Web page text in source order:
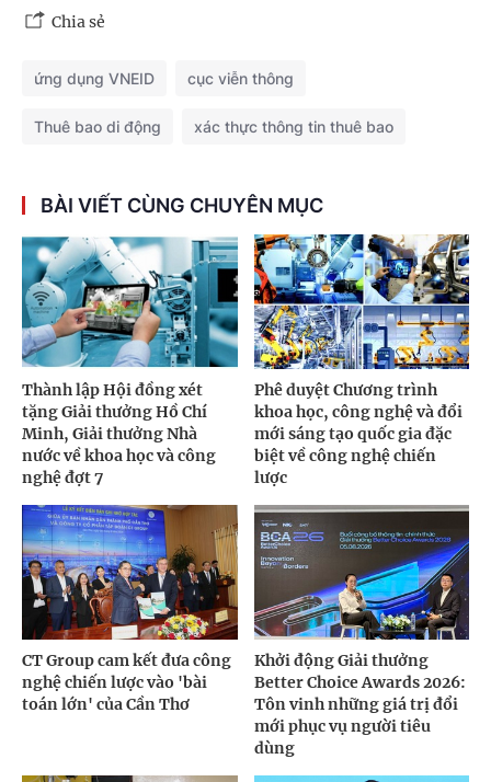
Chia sẻ
ứng dụng VNEID cục viễn thông
Thuê bao di động xác thực thông tin thuê bao
BÀI VIẾT CÙNG CHUYÊN MỤC
Thành lập Hội đồng xét
tặng Giải thưởng Hồ Chí
Minh, Giải thưởng Nhà
nước về khoa học và công
nghệ đợt 7
Phê duyệt Chương trình
khoa học, công nghệ và đổi
mới sáng tạo quốc gia đặc
biệt về công nghệ chiến
lược
CT Group cam kết đưa công
nghệ chiến lược vào 'bài
toán lớn' của Cần Thơ
Khởi động Giải thưởng
Better Choice Awards 2026:
Tôn vinh những giá trị đổi
mới phục vụ người tiêu
dùng